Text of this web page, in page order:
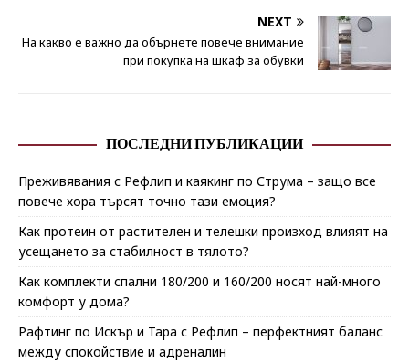
NEXT
На какво е важно да обърнете повече внимание
при покупка на шкаф за обувки
ПОСЛЕДНИ ПУБЛИКАЦИИ
Преживявания с Рефлип и каякинг по Струма – защо все
повече хора търсят точно тази емоция?
Как протеин от растителен и телешки произход влияят на
усещането за стабилност в тялото?
Как комплекти спални 180/200 и 160/200 носят най-много
комфорт у дома?
Рафтинг по Искър и Тара с Рефлип – перфектният баланс
между спокойствие и адреналин